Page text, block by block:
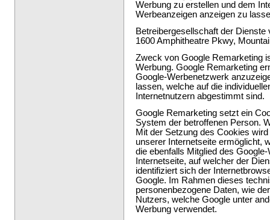
Werbung zu erstellen und dem
Werbeanzeigen anzeigen zu
Betreibergesellschaft der
1600 Amphitheatre Pkwy,
Zweck von Google Remarketing
Werbung. Google Remarketing
Google-Werbenetzwerk
lassen, welche auf die
Internetnutzern abgestimmt sind.
Google Remarketing setzt ein
System der betroffenen Person.
Mit der Setzung des Cookies
unserer Internetseite ermöglicht,
die ebenfalls Mitglied des
Internetseite, auf welcher der
identifiziert sich der
Google. Im Rahmen dieses
personenbezogene Daten, wie
Nutzers, welche Google unter
Werbung verwendet.